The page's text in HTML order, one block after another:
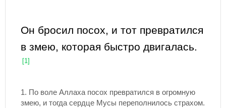
Он бросил посох, и тот превратился
в змею, которая быстро двигалась.
[1]
1. По воле Аллаха посох превратился в огромную
змею, и тогда сердце Мусы переполнилось страхом.